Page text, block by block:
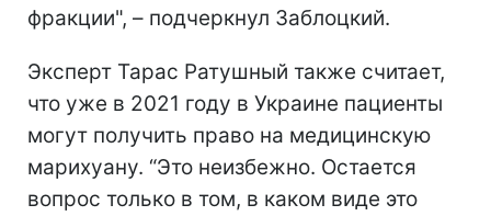
фракции", – подчеркнул Заблоцкий.
Эксперт Тарас Ратушный также считает,
что уже в 2021 году в Украине пациенты
могут получить право на медицинскую
марихуану. “Это неизбежно. Остается
вопрос только в том, в каком виде это